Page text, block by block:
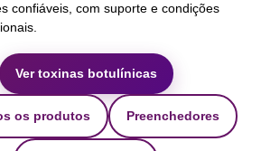
confiáveis, com suporte e condições
Ver toxinas botulínicas
os produtos Preenchedores